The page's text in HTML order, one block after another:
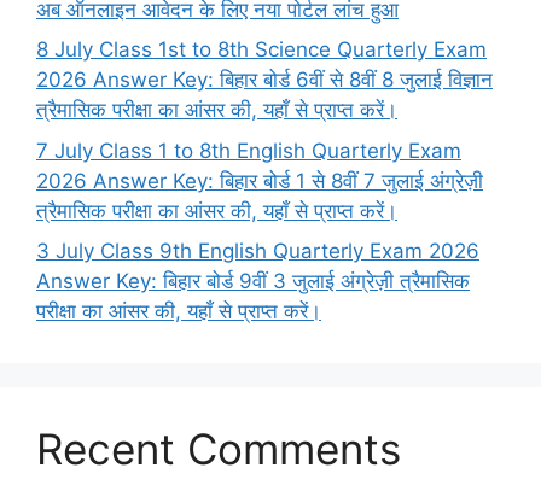
अब ऑनलाइन आवेदन के लिए नया पोर्टल लांच हुआ
8 July Class 1st to 8th Science Quarterly Exam
2026 Answer Key: बिहार बोर्ड 6वीं से 8वीं 8 जुलाई विज्ञान
त्रैमासिक परीक्षा का आंसर की, यहाँ से प्राप्त करें।
7 July Class 1 to 8th English Quarterly Exam
2026 Answer Key: बिहार बोर्ड 1 से 8वीं 7 जुलाई अंग्रेज़ी
त्रैमासिक परीक्षा का आंसर की, यहाँ से प्राप्त करें।
3 July Class 9th English Quarterly Exam 2026
Answer Key: बिहार बोर्ड 9वीं 3 जुलाई अंग्रेज़ी त्रैमासिक
परीक्षा का आंसर की, यहाँ से प्राप्त करें।
Recent Comments